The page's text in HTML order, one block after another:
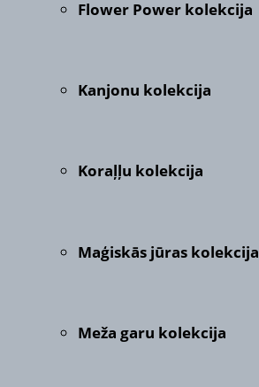
Flower Power kolekcija
Kanjonu kolekcija
Koraļļu kolekcija
Maģiskās jūras kolekcija
Meža garu kolekcija